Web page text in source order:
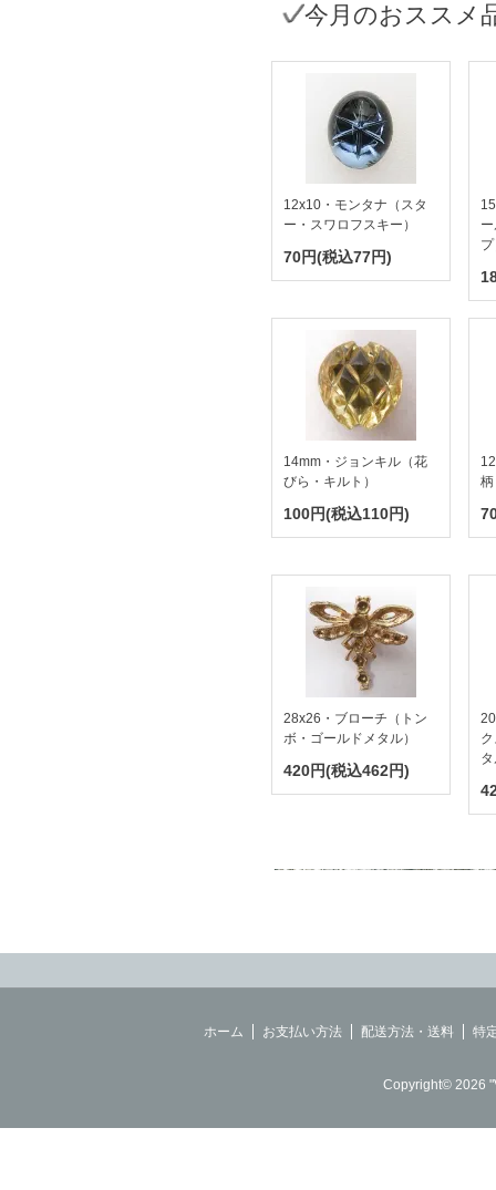
今月のおススメ
12x10・モンタナ（スタ
ー・スワロフスキー）
70円(税込77円)
14mm・ジョンキル（花
びら・キルト）
100円(税込110円)
28x26・ブローチ（トン
ボ・ゴールドメタル）
420円(税込462円)
ホーム お支払い方法 配送方法・送料 特
Copyright© 2026